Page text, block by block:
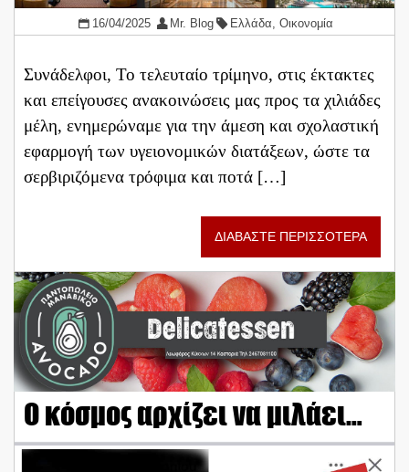
16/04/2025 Mr. Blog Ελλάδα ,Οικονομία
Συνάδελφοι, Το τελευταίο τρίμηνο, στις έκτακτες
και επείγουσες ανακοινώσεις μας προς τα χιλιάδες
μέλη, ενημερώναμε για την άμεση και σχολαστική
εφαρμογή των υγειονομικών διατάξεων, ώστε τα
σερβιριζόμενα τρόφιμα και ποτά […]
ΔΙΑΒΑΣΤΕ ΠΕΡΙΣΣΟΤΕΡΑ
Ο κόσμος αρχίζει να μιλάει…